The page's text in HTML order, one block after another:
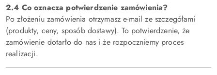
2.4 Co oznacza potwierdzenie zamówienia?
Po złożeniu zamówienia otrzymasz e-mail ze szczegółami
(produkty, ceny, sposób dostawy). To potwierdzenie, że
zamówienie dotarło do nas i że rozpoczniemy proces
realizacji.